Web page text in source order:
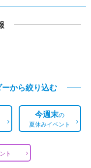
から絞り込む
今週末の
夏休みイベント
ト